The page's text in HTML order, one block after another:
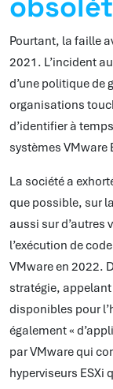
Pourtant, la faille
2021. L’incident
d’une politique de
organisations
d’identifier à
systèmes VMware
La société a
que possible, sur
aussi sur d’autres
l’exécution de
VMware en 2022.
stratégie, appelant
disponibles pour
également «
par VMware qui
hyperviseurs ESXi